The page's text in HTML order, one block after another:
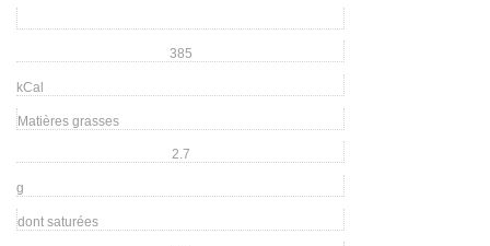
385
kCal
Matières grasses
2.7
g
dont saturées